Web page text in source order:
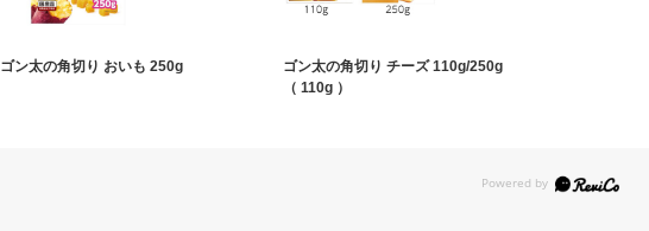
ゴン太の角切り おいも 250g
ゴン太の角切り チーズ 110g/250g
（ 110g ）